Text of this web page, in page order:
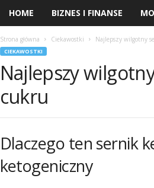
HOME BIZNES I FINANSE
Strona główna Ciekawostki Najlepszy wilgotny
CIEKAWOSTKI
Najlepszy
cukru
Dlaczego ten sernik
ketogeniczny